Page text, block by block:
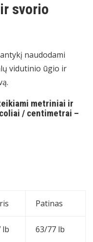
svorio
naudodami
vidutinio ūgio ir
metriniai ir
/ centimetrai –
Patinas
lb 63/77 lb